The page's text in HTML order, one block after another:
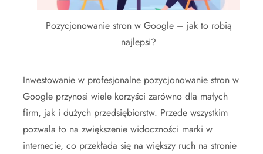
Pozycjonowanie stron w Google – jak to robią
najlepsi?
Inwestowanie w profesjonalne pozycjonowanie stron w
Google przynosi wiele korzyści zarówno dla małych
firm, jak i dużych przedsiębiorstw. Przede wszystkim
pozwala to na zwiększenie widoczności marki w
internecie, co przekłada się na większy ruch na stronie